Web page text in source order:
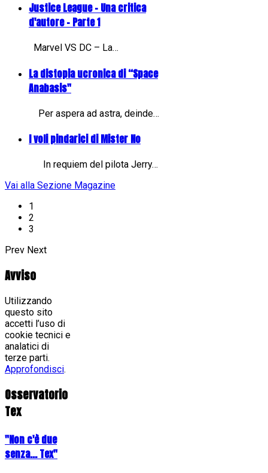
Justice League - Una critica
d'autore - Parte 1
Marvel VS DC – La…
La distopia ucronica di “Space
Anabasis"
Per aspera ad astra, deinde…
I voli pindarici di Mister No
In requiem del pilota Jerry…
Vai alla Sezione Magazine
1
2
3
Prev Next
Avviso
Utilizzando
questo sito
accetti l’uso di
cookie tecnici e
analatici di
terze parti.
Approfondisci.
Osservatorio
Tex
"Non c'è due
senza... Tex"